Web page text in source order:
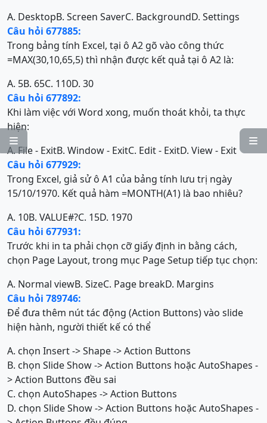


A. DesktopB. Screen SaverC. BackgroundD. Settings
Câu hỏi 677885:
Trong bảng tính Excel, tại ô A2 gõ vào công thức
=MAX(30,10,65,5) thì nhận được kết quả tại ô A2 là:
A. 5B. 65C. 110D. 30
Câu hỏi 677892:
Khi làm việc với Word xong, muốn thoát khỏi, ta thực
hiện:
A. File - ExitB. Window - ExitC. Edit - ExitD. View - Exit
Câu hỏi 677929:
Trong Excel, giả sử ô A1 của bảng tính lưu trị ngày
15/10/1970. Kết quả hàm =MONTH(A1) là bao nhiêu?
A. 10B. VALUE#?C. 15D. 1970
Câu hỏi 677931:
Trước khi in ta phải chọn cỡ giấy định in bằng cách,
chọn Page Layout, trong mục Page Setup tiếp tục chọn:
A. Normal viewB. SizeC. Page breakD. Margins
Câu hỏi 789746:
Để đưa thêm nút tác động (Action Buttons) vào slide
hiện hành, người thiết kế có thể
A. chọn Insert -> Shape -> Action Buttons
B. chọn Slide Show -> Action Buttons hoặc AutoShapes -
> Action Buttons đều sai
C. chọn AutoShapes -> Action Buttons
D. chọn Slide Show -> Action Buttons hoặc AutoShapes -